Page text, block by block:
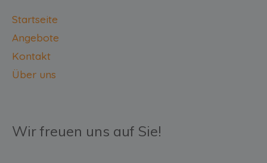
Startseite
Angebote
Kontakt
Über uns
Wir freuen uns auf Sie!